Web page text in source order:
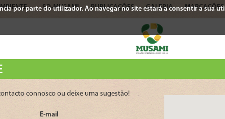
por parte do utilizador. Ao navegar no site estará a consentir a sua
SO-MUSAMI PUBLICAÇÕES GALERIA MARCAÇÕES
connosco ou deixe uma sugestão!
E-mail